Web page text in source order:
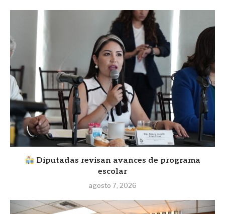
Diputadas revisan avances de programa
escolar
agosto 7, 2026